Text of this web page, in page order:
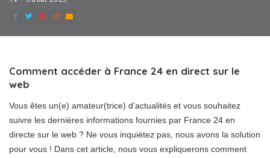
Comment accéder à France 24 en direct sur le
web
Vous êtes un(e) amateur(trice) d’actualités et vous souhaitez
suivre les dernières informations fournies par France 24 en
directe sur le web ? Ne vous inquiétez pas, nous avons la solution
pour vous ! Dans cet article, nous vous expliquerons comment